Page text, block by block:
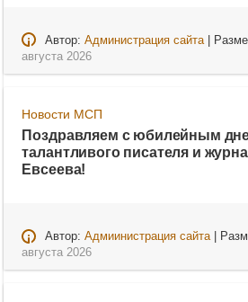
Автор: Администрация сайта|
августа 2026
Новости МСП
Поздравляем с юбилейным
талантливого писателя и
Евсеева!
Автор: Адмиинистрация сайта|
августа 2026